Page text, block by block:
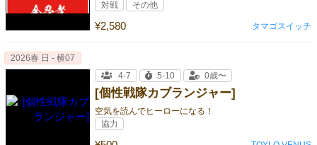
¥2,580
対戦 その他
タマゴスイッチ
[個性戦隊カブランジャー]
空気を読んでヒーローになる！
2026春 日 - 横07
4-7
5-10 0歳〜
協力